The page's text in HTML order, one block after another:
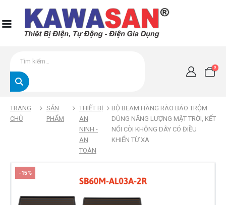
0
TRANG
CHỦ
SẢN
PHẨM
THIẾT BỊ
AN
NINH -
AN
TOÀN
BỘ BEAM HÀNG RÀO BÁO TRỘM
DÙNG NĂNG LƯỢNG MẶT TRỜI, KẾT
NỐI CÒI KHÔNG DÂY CÓ ĐIỀU
KHIỂN TỪ XA
-15%